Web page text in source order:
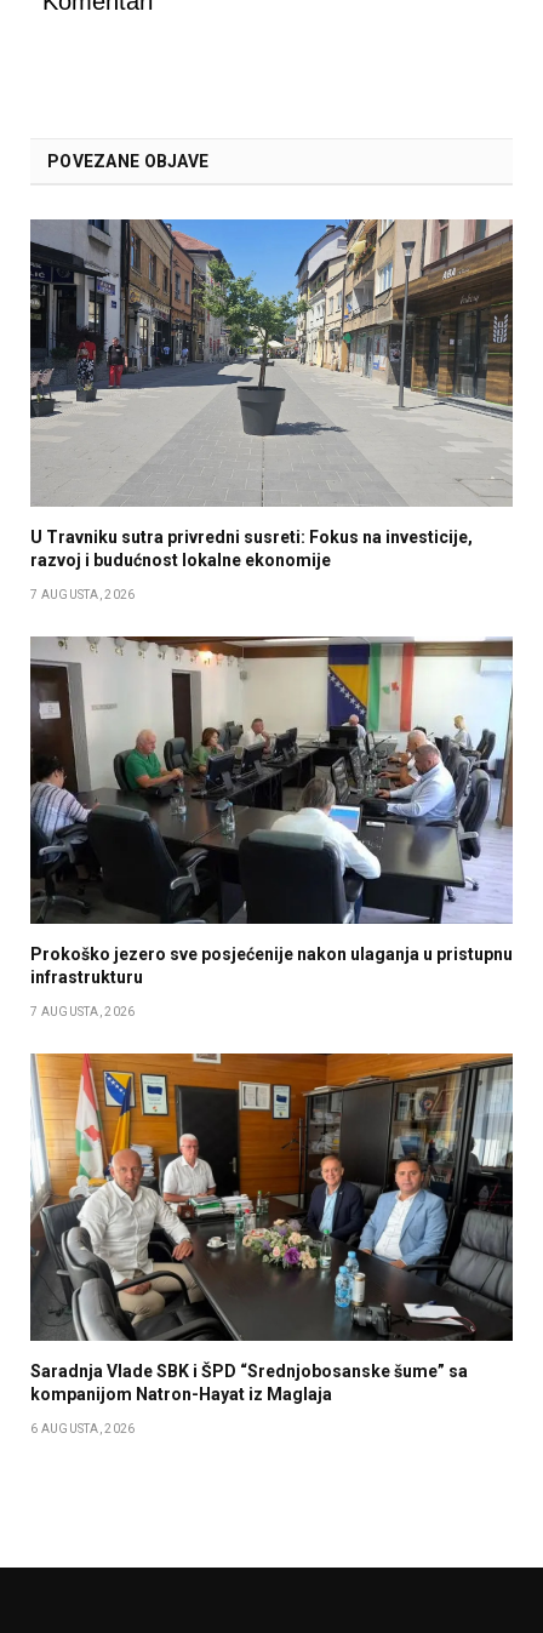
POVEZANE OBJAVE
U Travniku sutra privredni susreti: Fokus na investicije,
razvoj i budućnost lokalne ekonomije
7 AUGUSTA, 2026
Prokoško jezero sve posjećenije nakon ulaganja u pristupnu
infrastrukturu
7 AUGUSTA, 2026
Saradnja Vlade SBK i ŠPD “Srednjobosanske šume” sa
kompanijom Natron-Hayat iz Maglaja
6 AUGUSTA, 2026